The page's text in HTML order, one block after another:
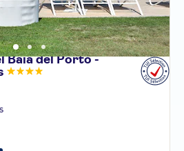
Baia del Porto -